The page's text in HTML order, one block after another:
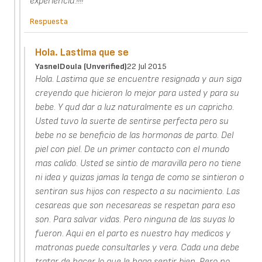
Respuesta
Hola. Lastima que se
YasnelDoula (unverified)22 Jul 2015
Hola. Lastima que se encuentre resignada y aun siga
creyendo que hicieron lo mejor para usted y para su
bebe. Y qud dar a luz naturalmente es un capricho.
Usted tuvo la suerte de sentirse perfecta pero su
bebe no se beneficio de las hormonas de parto. Del
piel con piel. De un primer contacto con el mundo
mas calido. Usted se sintio de maravilla pero no tiene
ni idea y quizas jamas la tenga de como se sintieron o
sentiran sus hijos con respecto a su nacimiento. Las
cesareas que son necesareas se respetan para eso
son. Para salvar vidas. Pero ninguna de las suyas lo
fueron. Aqui en el parto es nuestro hay medicos y
matronas puede consultarles y vera. Cada una debe